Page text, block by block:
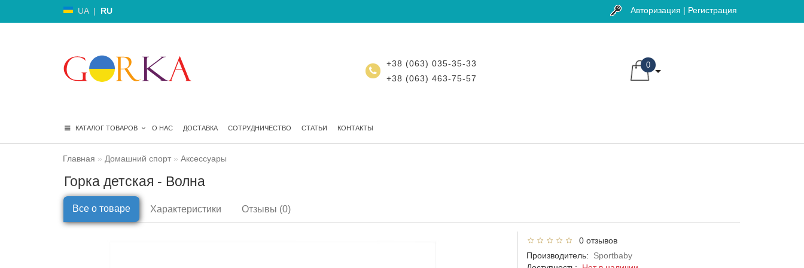
UA | RU Авторизация | Регистрация
+38 (063) 035-35-33
+38 (063) 463-75-57
0
КАТАЛОГ ТОВАРОВ О НАС ДОСТАВКА СОТРУДНИЧЕСТВО СТАТЬИ КОНТАКТЫ
Главная Домашний спорт Аксессуары
Горка детская - Волна
Все о товаре Характеристики Отзывы (0)
0 отзывов
Производитель:
Sportbaby